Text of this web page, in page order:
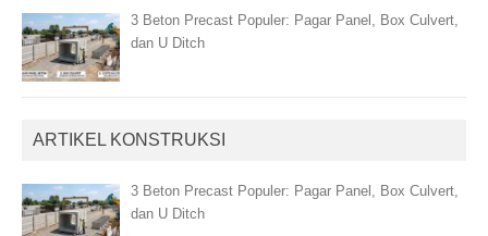
3 Beton Precast Populer: Pagar Panel, Box Culvert,
dan U Ditch
ARTIKEL KONSTRUKSI
3 Beton Precast Populer: Pagar Panel, Box Culvert,
dan U Ditch